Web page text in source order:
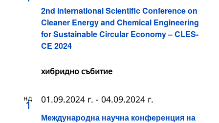
2nd International Scientific Conference on
Cleaner Energy and Chemical Engineering
for Sustainable Circular Economy – CLES-
CE 2024
хибридно събитие
нд
1
Международна научна конференция на
01.09.2024 г. - 04.09.2024 г.